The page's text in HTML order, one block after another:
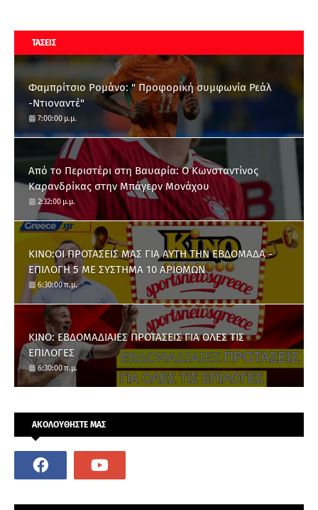
ΤΑΣΕΙΣ
Φαμπρίτσιο Ρομάνο: " Προφορική συμφωνία Ρεάλ
-Ντιοναντέ"
7:00:00 μ.μ.
Από το Περιστέρι στη Βαυαρία: O Κωνσταντίνος
Καρανδρίκας στην Μπάγερν Μονάχου
2:32:00 μ.μ.
ΚΙΝΟ:ΟΙ ΠΡΟΤΑΣΕΙΣ ΜΑΣ ΓΙΑ ΑΥΤΗ ΤΗΝ ΕΒΔΟΜΑΔΑ -
ΕΠΙΛΟΓΗ 5 ΜΕ ΣΥΣΤΗΜΑ 10 ΑΡΙΘΜΩΝ
6:30:00 π.μ.
ΚΙΝΟ: ΕΒΔΟΜΑΔΙΑΙΕΣ ΠΡΟΤΑΣΕΙΣ ΓΙΑ ΟΛΕΣ ΤΙΣ
ΕΠΙΛΟΓΕΣ
6:30:00 π.μ.
ΑΚΟΛΟΥΘΗΣΤΕ ΜΑΣ